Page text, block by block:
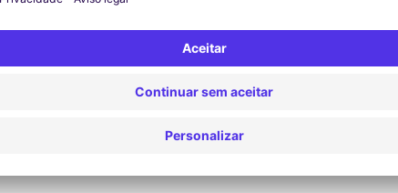
Assistência 24/7
está disponível a qualquer momento para garantir